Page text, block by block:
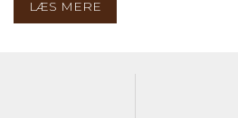
LÆS MERE